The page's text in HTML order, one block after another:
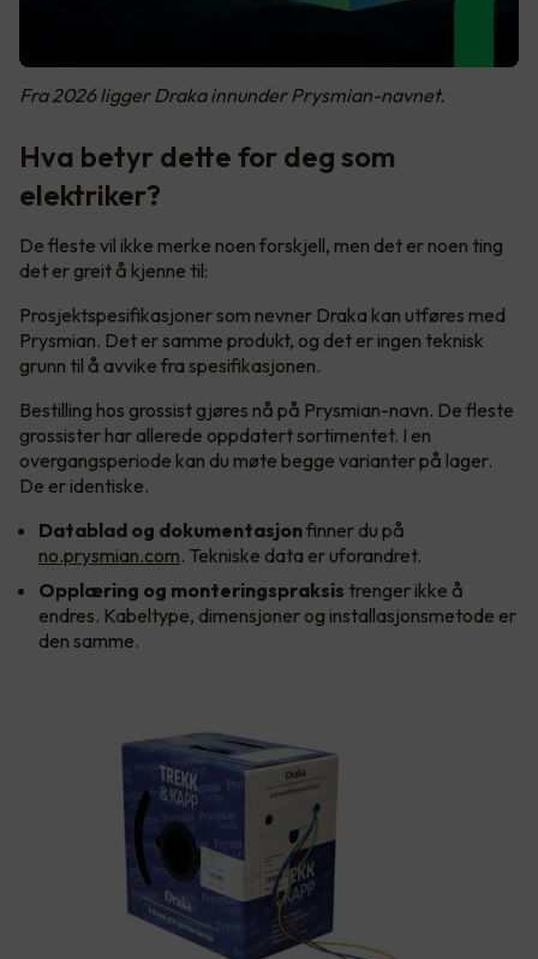
Fra 2026 ligger Draka innunder Prysmian-navnet.
Hva betyr dette for deg som
elektriker?
De fleste vil ikke merke noen forskjell, men det er noen ting
det er greit å kjenne til:
Prosjektspesifikasjoner som nevner Draka kan utføres med
Prysmian. Det er samme produkt, og det er ingen teknisk
grunn til å avvike fra spesifikasjonen.
Bestilling hos grossist gjøres nå på Prysmian-navn. De fleste
grossister har allerede oppdatert sortimentet. I en
overgangsperiode kan du møte begge varianter på lager.
De er identiske.
Datablad og dokumentasjonfinner du på
no.prysmian.com. Tekniske data er uforandret.
Opplæring og monteringspraksis trenger ikke å
endres. Kabeltype, dimensjoner og installasjonsmetode er
den samme.